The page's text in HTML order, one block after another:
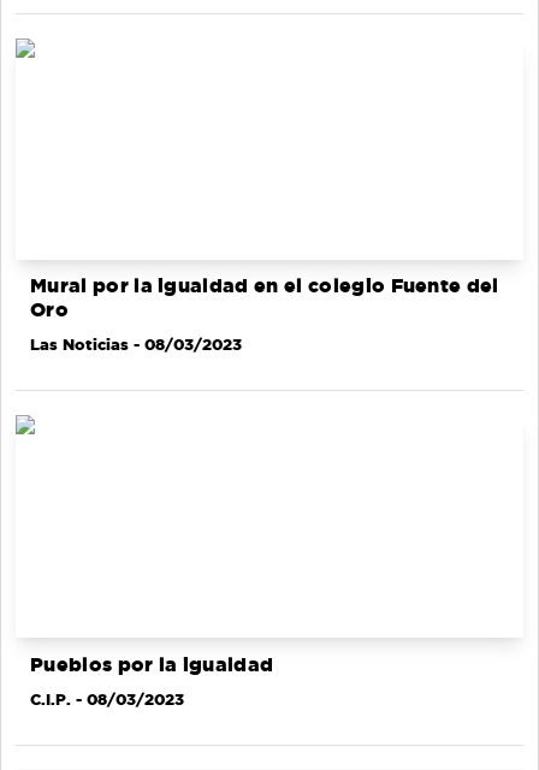
Mural por la igualdad en el colegio Fuente del
Oro
Las Noticias - 08/03/2023
Pueblos por la igualdad
C.I.P. - 08/03/2023